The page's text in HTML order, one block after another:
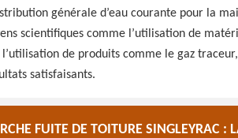
générale d’eau courante pour la
scientifiques comme l’utilisation de
de produits comme le gaz
satisfaisants.
FUITE DE TOITURE SINGLEYRAC